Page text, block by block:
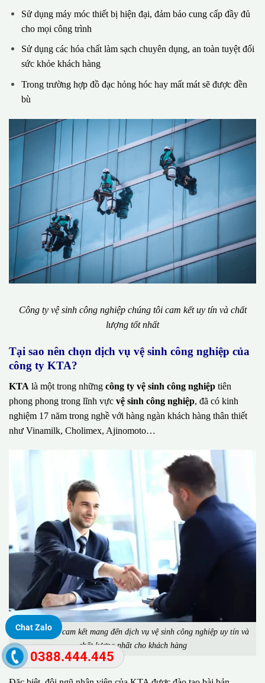
Sử dụng máy móc thiết bị hiện đại, đảm bảo cung cấp đầy đủ
cho mọi công trình
Sử dụng các hóa chất làm sạch chuyên dụng, an toàn tuyệt đối
sức khỏe khách hàng
Trong trường hợp đồ đạc hỏng hóc hay mất mát sẽ được đền
bù
Công ty vệ sinh công nghiệp chúng tôi cam kết uy tín và chất
lượng tốt nhất
Tại sao nên chọn dịch vụ vệ sinh công nghiệp của
công ty KTA?
KTA là một trong những công ty vệ sinh công nghiệp tiên
phong phong trong lĩnh vực vệ sinh công nghiệp, đã có kinh
nghiệm 17 năm trong nghề với hàng ngàn khách hàng thân thiết
như Vinamilk, Cholimex, Ajinomoto…
Công ty KTA cam kết mang đến dịch vụ vệ sinh công nghiệp uy tín và
chất lượng nhất cho khách hàng
Chat Zalo
0388.444.445